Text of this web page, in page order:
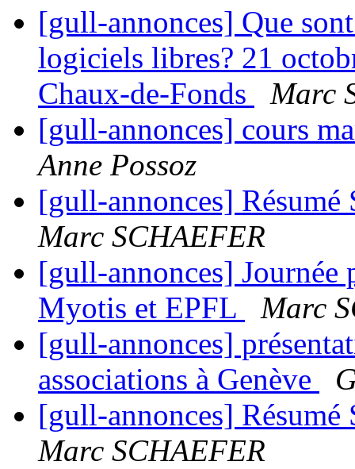
[gull-annonces] Que
logiciels libres? 21
Chaux-de-Fonds
Marc
[gull-annonces] cours
Anne Possoz
[gull-annonces]
Marc SCHAEFER
[gull-annonces] Journée
Myotis et EPFL
Marc
[gull-annonces]
associations à Genève
[gull-annonces]
Marc SCHAEFER